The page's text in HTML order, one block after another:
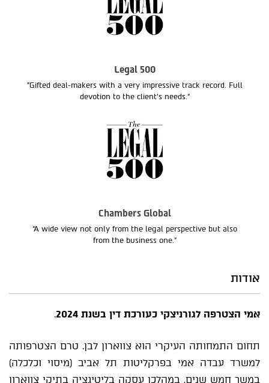
Legal 500
"Gifted deal-makers with a very impressive track record. Full
devotion to the client’s needs.“
Chambers Global
“A wide view not only from the legal perspective but also
from the business one.”
אודות
אמי הצטרפה לגורניצקי כעורכת דין בשנת 2024 .
תחום התמחותה העיקרי הוא צווארון לבן. טרם הצטרפותה
למשרד עבדה אמי בפרקליטות תל אביב (מיסוי וכלכלה)
במשך חמש שנים, במהלכן עסקה בליטיגציה בתיקי צווארון